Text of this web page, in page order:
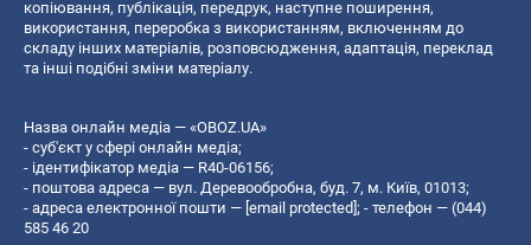
копiювання, публiкацiя, передрук, наступне поширення,
використання, переробка з використанням, включенням до
складу інших матеріалів, розповсюдження, адаптація, переклад
та інші подібні зміни матеріалу.
Назва онлайн медіа — «OBOZ.UA»
- суб'єкт у сфері онлайн медіа;
- ідентифікатор медіа — R40-06156;
- поштова адреса — вул. Деревообробна, буд. 7, м. Київ, 01013;
- адреса електронної пошти — [email protected] ; - телефон — (044)
585 46 20